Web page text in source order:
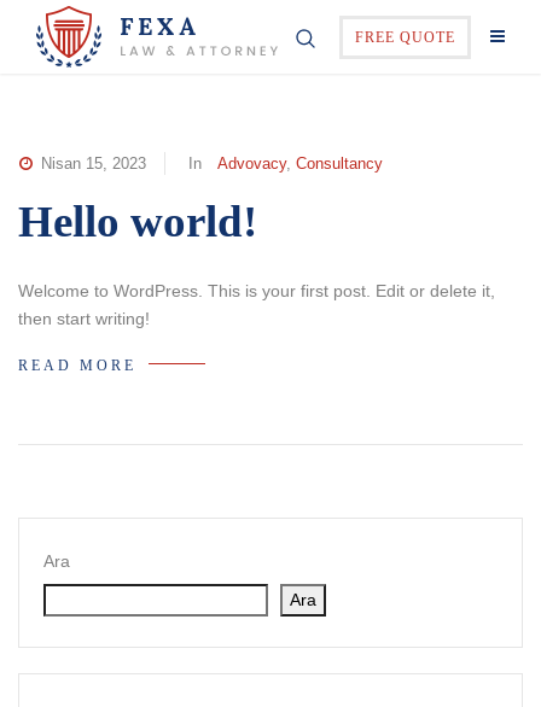
FREE QUOTE
Nisan 15, 2023 In Advovacy, Consultancy
Hello world!
Welcome to WordPress. This is your first post. Edit or delete it,
then start writing!
READ MORE
Ara
Ara